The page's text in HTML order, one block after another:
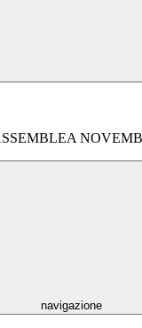
navigazione